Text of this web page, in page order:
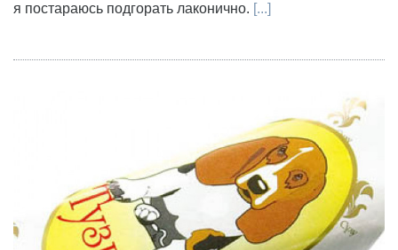
я постараюсь подгорать лаконично. [...]